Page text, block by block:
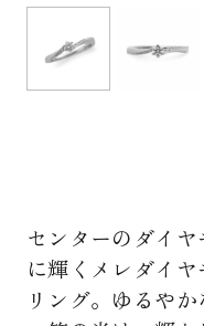
センターのダイ
に輝くメレダイ
リング。ゆるや